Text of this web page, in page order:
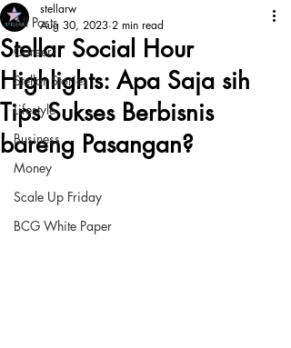
All Posts
Career
Stellar Stories
Lifestyle
Business
Money
Scale Up Friday
BCG White Paper
Stellar Social Hour
Highlights: Apa Saja sih
Tips Sukses Berbisnis
bareng Pasangan?
stellarw
Aug 30, 2023 2 min read